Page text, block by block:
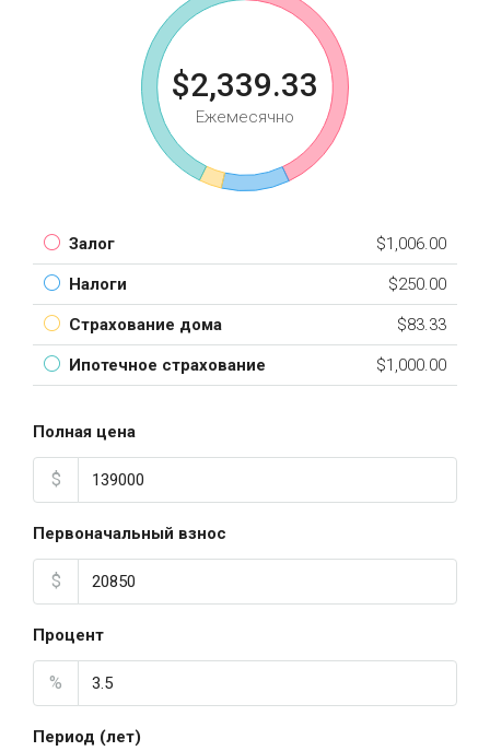
$2,339.33
Ежемесячно
Залог $1,006.00
Налоги $250.00
Страхование дома $83.33
Ипотечное страхование $1,000.00
Полная цена
$
Первоначальный взнос
$
Процент
%
Период (лет)